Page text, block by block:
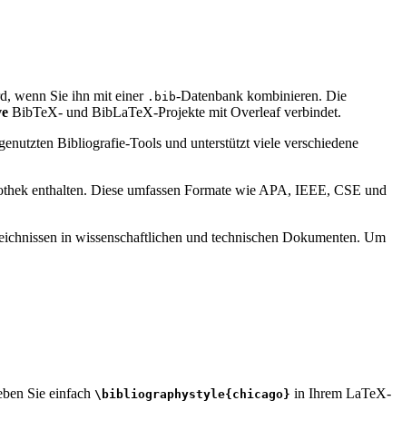
wenn Sie ihn mit einer .bib-Datenbank kombinieren. Die
BibTeX- und BibLaTeX-Projekte mit Overleaf verbindet.
Bibliografie-Tools und unterstützt viele verschiedene
enthalten. Diese umfassen Formate wie APA, IEEE, CSE und
in wissenschaftlichen und technischen Dokumenten. Um
Sie einfach \bibliographystyle{chicago} in Ihrem LaTeX-